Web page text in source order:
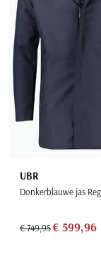
UBR
€ 749,95€ 599,96